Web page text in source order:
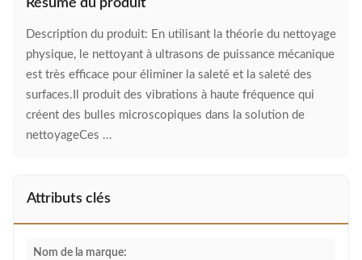
Résumé du produit
Description du produit: En utilisant la théorie du nettoyage
physique, le nettoyant à ultrasons de puissance mécanique
est très efficace pour éliminer la saleté et la saleté des
surfaces.Il produit des vibrations à haute fréquence qui
créent des bulles microscopiques dans la solution de
nettoyageCes ...
Attributs clés
Nom de la marque: